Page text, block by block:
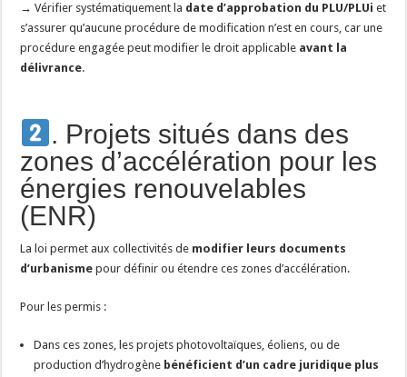
→ Vérifier systématiquement la date d’approbation du PLU/PLUi et
s’assurer qu’aucune procédure de modification n’est en cours, car une
procédure engagée peut modifier le droit applicable avant la
délivrance.
. Projets situés dans des
zones d’accélération pour les
énergies renouvelables
(ENR)
La loi permet aux collectivités de modifier leurs documents
d’urbanisme pour définir ou étendre ces zones d’accélération.
Pour les permis :
Dans ces zones, les projets photovoltaïques, éoliens, ou de
production d’hydrogène bénéficient d’un cadre juridique plus